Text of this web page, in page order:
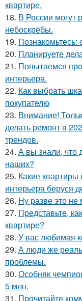
квартире.
18. В России могут
небоскрёбы.
19. Познакомьтесь:
20. Планируете
21. Попытаемся
интерьера.
22. Как выбрать
покупателю
23. Внимание!
делать ремонт в
трендов.
24. А вы знали, что
наших?
25. Какие квартиры
интерьера беруся
26. Ну разве это не
27. Представьте,
квартире?
28. У вас любимая
29. А люди же
проблемы.
30. Особняк
5 млн.
31. Прочитайте